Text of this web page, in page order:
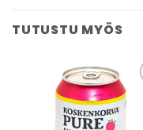
TUTUSTU MYÖS